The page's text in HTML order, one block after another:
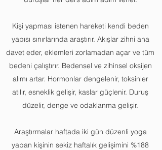
Kişi yapması istenen hareketi kendi beden
yapısı sınırlarında araştırır. ​Akışlar zihni ana
davet eder, eklemleri zorlamadan açar ve tüm
bedeni çalıştırır. ​Bedensel ve zihinsel oksijen
alımı artar. Hormonlar dengelenir, toksinler
atılır, esneklik gelişir, kaslar güçlenir. ​​Duruş
düzelir, denge ve odaklanma gelişir.
​Araştırmalar haftada iki gün düzenli yoga
yapan kişinin sekiz haftalık gelişimini %188